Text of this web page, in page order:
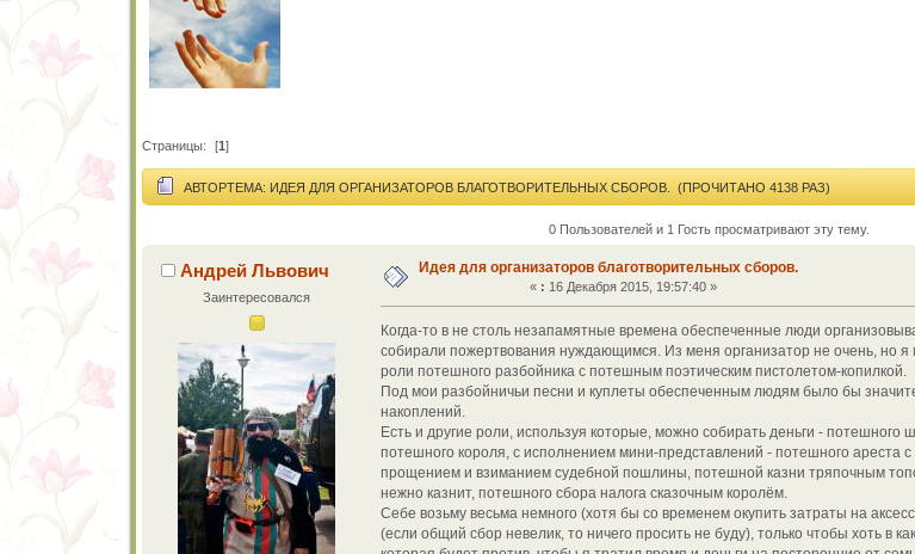
Страницы: [1]
АВТОРТЕМА: ИДЕЯ ДЛЯ ОРГАНИЗАТОРОВ БЛАГОТВОРИТЕЛЬНЫХ СБОРОВ. (ПРОЧИТАНО 4138 РАЗ)
0 Пользователей и 1 Гость просматривают эту тему.
Андрей Львович
Заинтересовался
Идея для организаторов благотворительных сборов.
« : 16 Декабря 2015, 19:57:40 »
Когда-то в не столь незапамятные времена обеспеченные люди
собирали пожертвования нуждающимся. Из меня организатор не очень, но я
роли потешного разбойника с потешным поэтическим пистолетом-копилкой.
Под мои разбойничьи песни и куплеты обеспеченным людям было бы
накоплений.
Есть и другие роли, используя которые, можно собирать деньги -
потешного короля, с исполнением мини-представлений - потешного ареста с
прощением и взиманием судебной пошлины, потешной казни тряпочным
нежно казнит, потешного сбора налога сказочным королём.
Себе возьму весьма немного (хотя бы со временем окупить затраты на
(если общий сбор невелик, то ничего просить не буду), только чтобы хоть в